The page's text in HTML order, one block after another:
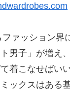
ファッション界
男子」が増え
着こなせばい
ックスはある